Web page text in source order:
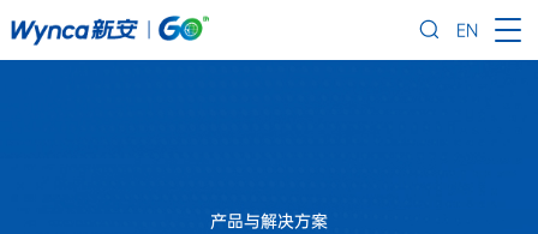
EN
产品与解决方案